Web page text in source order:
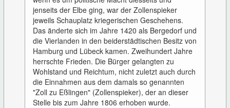
jenseits der Elbe ging, war der Zollenspieker
jeweils Schauplatz kriegerischen Geschehens.
Das änderte sich im Jahre 1420 als Bergedorf und
die Vierlanden in den beiderstädtischen Besitz von
Hamburg und Lübeck kamen. Zweihundert Jahre
herrschte Frieden. Die Bürger gelangten zu
Wohlstand und Reichtum, nicht zuletzt auch durch
die Einnahmen aus dem damals so genannten
"Zoll zu Eßlingen" (Zollenspieker), der an dieser
Stelle bis zum Jahre 1806 erhoben wurde.